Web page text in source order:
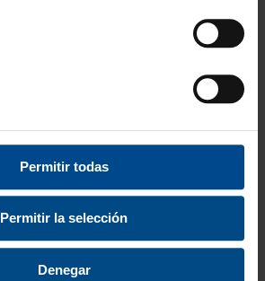
Permitir todas
Permitir la selección
Denegar
Desde 1988
Innovando contigo
Especialistas en colectivos
Descubre nuestras ventajas